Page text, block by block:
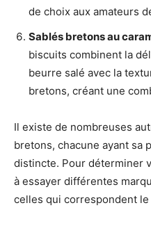
de choix aux amateurs
Sablés bretons au
biscuits combinent la
beurre salé avec la
bretons, créant une
Il existe de nombreuses
bretons, chacune ayant sa
distincte. Pour déterminer
à essayer différentes
celles qui correspondent